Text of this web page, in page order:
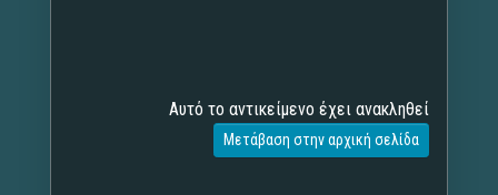
Αυτό το αντικείμενο έχει ανακληθεί
Μετάβαση στην αρχική σελίδα